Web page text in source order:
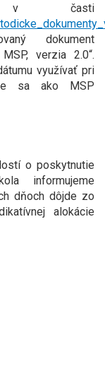
časti
dokument
verzia 2.0“.
využívať pri
sa ako MSP
o poskytnutie
informujeme
dňoch dôjde zo
alokácie